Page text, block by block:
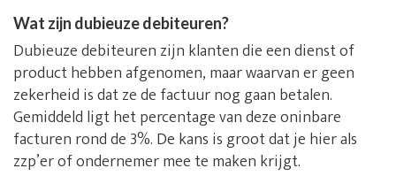
Wat zijn dubieuze debiteuren?
Dubieuze debiteuren zijn klanten die een dienst of
product hebben afgenomen, maar waarvan er geen
zekerheid is dat ze de factuur nog gaan betalen.
Gemiddeld ligt het percentage van deze oninbare
facturen rond de 3%. De kans is groot dat je hier als
zzp’er of ondernemer mee te maken krijgt.